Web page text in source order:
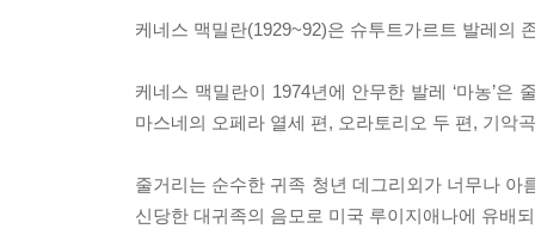
케네스 맥밀란(1929~92)은 슈투트가르트 발레의
케네스 맥밀란이 1974년에 안무한 발레 ‘마농’
마스네의 오페라 열세 편, 오라토리오 두 편, 기악
줄거리는 순수한 귀족 청년 데그리외가 너무나
신당한 대귀족의 음모로 미국 루이지애나에 유배